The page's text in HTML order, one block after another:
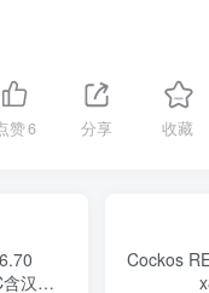
赞6 分享 收藏
汉化
Cockos